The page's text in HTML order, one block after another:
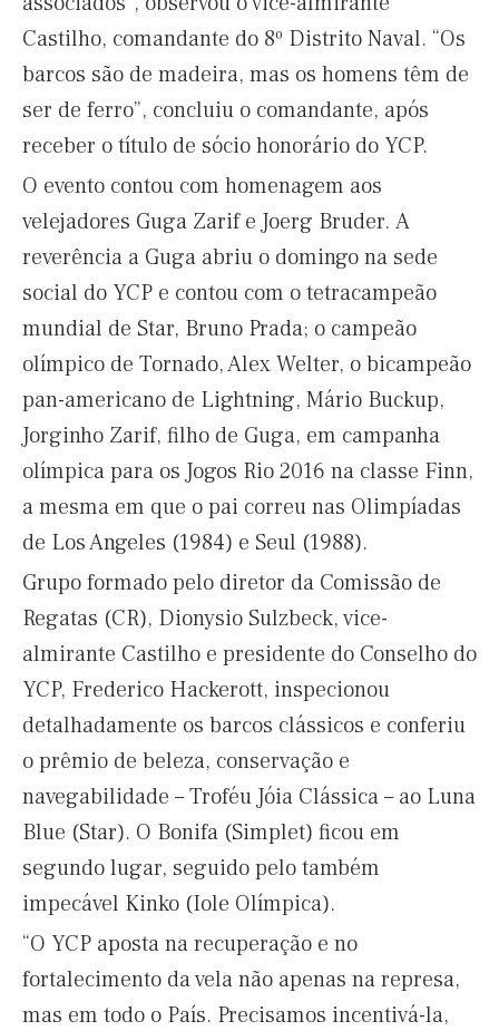
Castilho, comandante do 8º Distrito Naval. “Os
barcos são de madeira, mas os homens têm de
ser de ferro”, concluiu o comandante, após
receber o título de sócio honorário do YCP.
O evento contou com homenagem aos
velejadores Guga Zarif e Joerg Bruder. A
reverência a Guga abriu o domingo na sede
social do YCP e contou com o tetracampeão
mundial de Star, Bruno Prada; o campeão
olímpico de Tornado, Alex Welter, o bicampeão
pan-americano de Lightning, Mário Buckup,
Jorginho Zarif, filho de Guga, em campanha
olímpica para os Jogos Rio 2016 na classe Finn,
a mesma em que o pai correu nas Olimpíadas
de Los Angeles (1984) e Seul (1988).
Grupo formado pelo diretor da Comissão de
Regatas (CR), Dionysio Sulzbeck, vice-
almirante Castilho e presidente do Conselho do
YCP, Frederico Hackerott, inspecionou
detalhadamente os barcos clássicos e conferiu
o prêmio de beleza, conservação e
navegabilidade – Troféu Jóia Clássica – ao Luna
Blue (Star). O Bonifa (Simplet) ficou em
segundo lugar, seguido pelo também
impecável Kinko (Iole Olímpica).
“O YCP aposta na recuperação e no
fortalecimento da vela não apenas na represa,
mas em todo o País. Precisamos incentivá-la,